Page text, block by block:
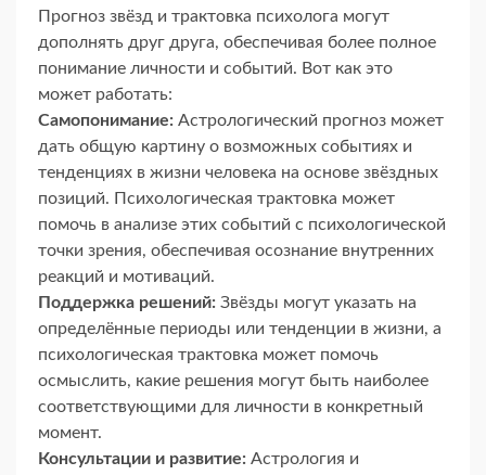
Прогноз звёзд и трактовка психолога могут
дополнять друг друга, обеспечивая более полное
понимание личности и событий. Вот как это
может работать:
Самопонимание: Астрологический прогноз может
дать общую картину о возможных событиях и
тенденциях в жизни человека на основе звёздных
позиций. Психологическая трактовка может
помочь в анализе этих событий с психологической
точки зрения, обеспечивая осознание внутренних
реакций и мотиваций.
Поддержка решений: Звёзды могут указать на
определённые периоды или тенденции в жизни, а
психологическая трактовка может помочь
осмыслить, какие решения могут быть наиболее
соответствующими для личности в конкретный
момент.
Консультации и развитие: Астрология и